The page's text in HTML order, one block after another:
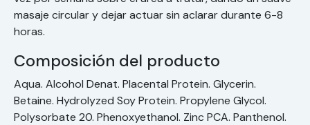
masaje circular y dejar actuar sin aclarar durante 6-8
horas.
Composición del producto
Aqua. Alcohol Denat. Placental Protein. Glycerin.
Betaine. Hydrolyzed Soy Protein. Propylene Glycol.
Polysorbate 20. Phenoxyethanol. Zinc PCA. Panthenol.